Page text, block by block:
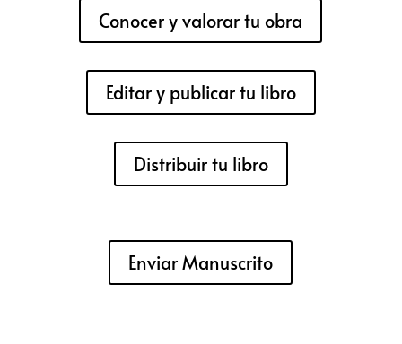
Conocer y valorar tu obra
Editar y publicar tu libro
Distribuir tu libro
Enviar Manuscrito